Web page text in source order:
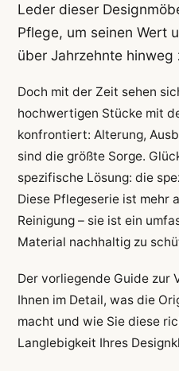
Leder dieser
Pflege, um seinen Wert
über Jahrzehnte hinweg
Doch mit der Zeit sehen
hochwertigen Stücke mit
konfrontiert: Alterung,
sind die größte Sorge.
spezifische Lösung: die
Diese Pflegeserie ist mehr
Reinigung – sie ist ein
Material nachhaltig zu
Der vorliegende Guide zur
Ihnen im Detail, was die
macht und wie Sie diese
Langlebigkeit Ihres